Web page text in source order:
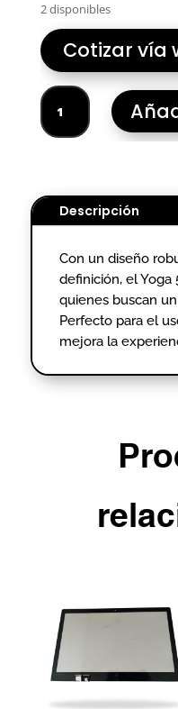
2 disponibles
Cotizar vía
TOUCH
LENOVO
YOGA
cantidad
Descripción
Con un diseño
definición, el Yoga
quienes buscan
Perfecto para el
mejora la